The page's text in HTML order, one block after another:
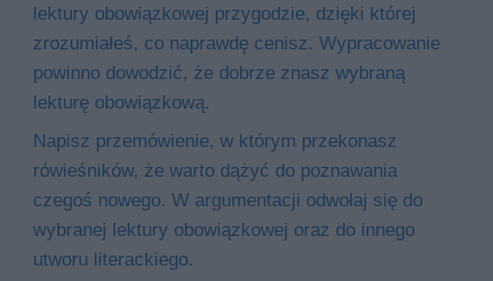
lektury obowiązkowej przygodzie, dzięki której
zrozumiałeś, co naprawdę cenisz. Wypracowanie
powinno dowodzić, że dobrze znasz wybraną
lekturę obowiązkową.
Napisz przemówienie, w którym przekonasz
rówieśników, że warto dążyć do poznawania
czegoś nowego. W argumentacji odwołaj się do
wybranej lektury obowiązkowej oraz do innego
utworu literackiego.